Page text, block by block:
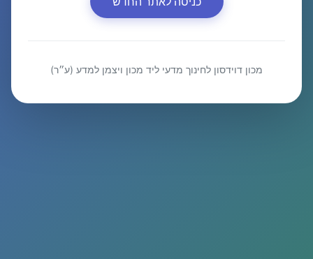
מכון דוידסון לחינוך מדעי ליד מכון ויצמן למדע (ע״ר)